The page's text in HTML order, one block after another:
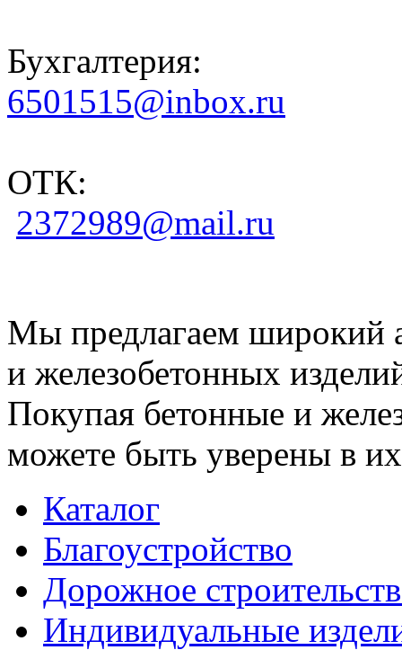
Бухгалтерия:
6501515@inbox.ru
ОТК:
2372989@mail.ru
Мы предлагаем широкий
и железобетонных
Покупая бетонные и
можете быть уверены в их
Каталог
Благоустройство
Дорожное
Индивидуальные